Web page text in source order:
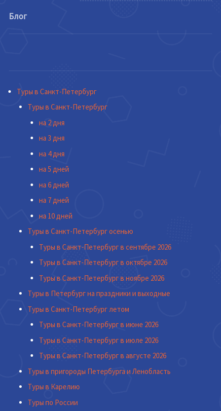
Блог
Туры в Санкт-Петербург
Туры в Санкт-Петербург
на 2 дня
на 3 дня
на 4 дня
на 5 дней
на 6 дней
на 7 дней
на 10 дней
Туры в Санкт-Петербург осенью
Туры в Санкт-Петербург в сентябре 2026
Туры в Санкт-Петербург в октябре 2026
Туры в Санкт-Петербург в ноябре 2026
Туры в Петербург на праздники и выходные
Туры в Санкт-Петербург летом
Туры в Санкт-Петербург в июне 2026
Туры в Санкт-Петербург в июле 2026
Туры в Санкт-Петербург в августе 2026
Туры в пригороды Петербурга и Ленобласть
Туры в Карелию
Туры по России